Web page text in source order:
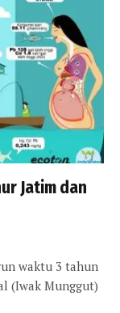
Jatim dan
waktu 3 tahun
(Iwak Munggut)